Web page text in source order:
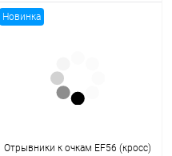
Новинка
Отрывники к очкам EF56 (кросс)